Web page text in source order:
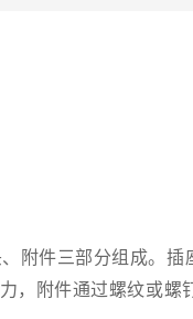
附件三部分组成。插
，附件通过螺纹或螺